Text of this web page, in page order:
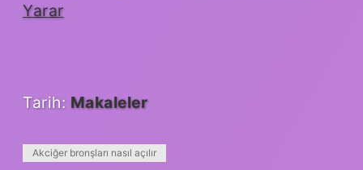
Yarar
Tarih: Makaleler
Akciğer bronşları nasıl açılır